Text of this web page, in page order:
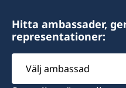
Hitta ambassader,
representationer:
Välj
ambassad